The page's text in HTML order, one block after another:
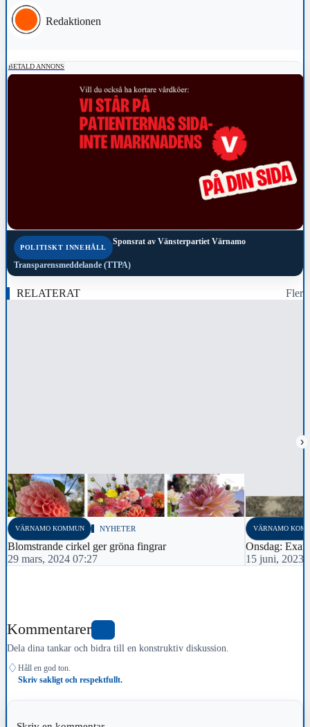
Redaktionen
BETALD ANNONS
POLITISKT INNEHÅLL
Sponsrat av Vänsterpartiet Värnamo
Transparensmeddelande (TTPA)
RELATERAT Fler
›
VÄRNAMO KOMMUN NYHETER
Blomstrande cirkel ger gröna fingrar
29 mars, 2024 07:27
VÄRNAMO
Onsdag:
15 juni, 2023
Kommentarer
Dela dina tankar och bidra till en konstruktiv diskussion.
♢ Håll en god ton.
Skriv sakligt och respektfullt.